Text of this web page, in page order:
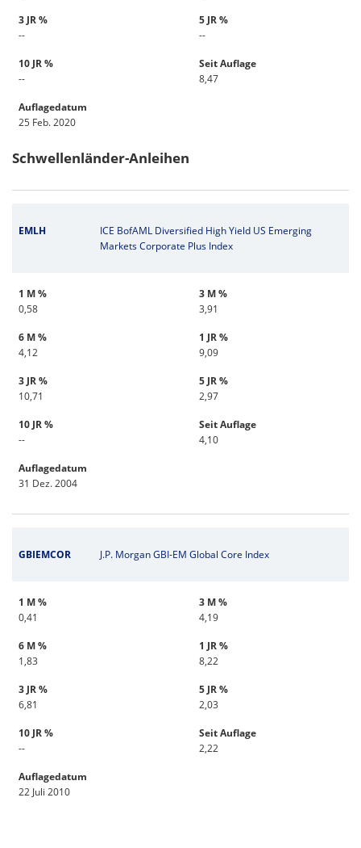
3 JR %
--
5 JR %
--
10 JR %
--
Seit Auflage
8,47
Auflagedatum
25 Feb. 2020
Schwellenländer-Anleihen
EMLH
ICE BofAML Diversified High Yield US Emerging
Markets Corporate Plus Index
1 M %
0,58
3 M %
3,91
6 M %
4,12
1 JR %
9,09
3 JR %
10,71
5 JR %
2,97
10 JR %
--
Seit Auflage
4,10
Auflagedatum
31 Dez. 2004
GBIEMCOR J.P. Morgan GBI-EM Global Core Index
1 M %
0,41
3 M %
4,19
6 M %
1,83
1 JR %
8,22
3 JR %
6,81
5 JR %
2,03
10 JR %
--
Seit Auflage
2,22
Auflagedatum
22 Juli 2010